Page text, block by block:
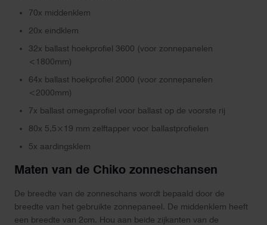
70x middenklem
20x eindklem
32x ballast hoekprofiel 3600 (voor zonnepanelen
<1800mm)
64x ballast hoekprofiel 2000 (voor zonnepanelen
<2000mm)
7x ballast omegaprofiel voor ballast op de voorste rij
80x 5,5×19 mm zelftapper voor ballastprofielen
5x aardingsklem
Maten van de Chiko zonneschansen
De breedte van de zonneschans wordt bepaald door de
breedte van het gebruikte zonnepaneel. De middenklem heeft
een breedte van 2cm. Hou aan beide zijkanten van de